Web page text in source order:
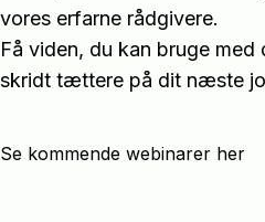
vores erfarne rådgivere.
Få viden, du kan bruge
skridt tættere på dit næste
Se kommende webinarer her